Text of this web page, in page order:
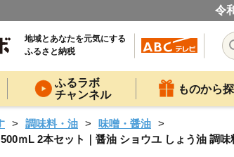
令
地域とあなたを元気にする
ふるさと納税
ふるラボ
チャンネル
ものから
調味料・油
味噌・醤油
ｍL 2本セット｜醤油 ショウユ しょう油 調